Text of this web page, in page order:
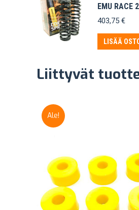
EMU RACE
403,75 €
LISÄÄ
Liittyvät
Ale!